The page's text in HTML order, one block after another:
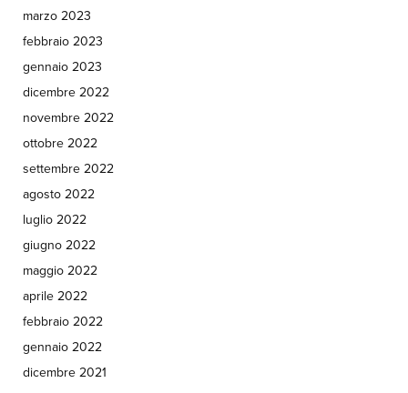
marzo 2023
febbraio 2023
gennaio 2023
dicembre 2022
novembre 2022
ottobre 2022
settembre 2022
agosto 2022
luglio 2022
giugno 2022
maggio 2022
aprile 2022
febbraio 2022
gennaio 2022
dicembre 2021